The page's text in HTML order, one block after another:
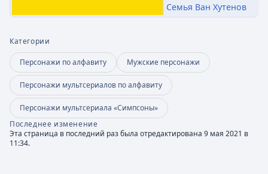
Семья Ван Хутенов
Категории
Персонажи по алфавиту Мужские персонажи
Персонажи мультсериалов по алфавиту
Персонажи мультсериала «Симпсоны»
Последнее изменение
Эта страница в последний раз была отредактирована 9 мая 2021 в
11:34.